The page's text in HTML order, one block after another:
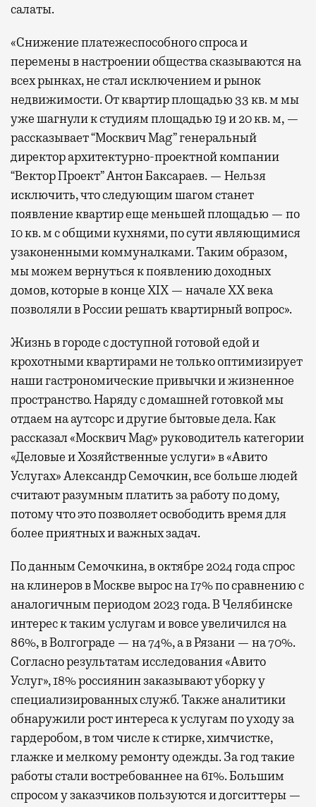
салаты.
«Снижение платежеспособного спроса и
перемены в настроении общества сказываются на
всех рынках, не стал исключением и рынок
недвижимости. От квартир площадью 33 кв. м мы
уже шагнули к студиям площадью 19 и 20 кв. м, —
рассказывает “Москвич Mag” генеральный
директор архитектурно-проектной компании
“Вектор Проект” Антон Баксараев. — Нельзя
исключить, что следующим шагом станет
появление квартир еще меньшей площадью — по
10 кв. м с общими кухнями, по сути являющимися
узаконенными коммуналками. Таким образом,
мы можем вернуться к появлению доходных
домов, которые в конце XIX — начале XX века
позволяли в России решать квартирный вопрос».
Жизнь в городе с доступной готовой едой и
крохотными квартирами не только оптимизирует
наши гастрономические привычки и жизненное
пространство. Наряду с домашней готовкой мы
отдаем на аутсорс и другие бытовые дела. Как
рассказал «Москвич Mag» руководитель категории
«Деловые и Хозяйственные услуги» в «Авито
Услугах» Александр Семочкин, все больше людей
считают разумным платить за работу по дому,
потому что это позволяет освободить время для
более приятных и важных задач.
По данным Семочкина, в октябре 2024 года спрос
на клинеров в Москве вырос на 17% по сравнению с
аналогичным периодом 2023 года. В Челябинске
интерес к таким услугам и вовсе увеличился на
86%, в Волгограде — на 74%, а в Рязани — на 70%.
Согласно результатам исследования «Авито
Услуг», 18% россиянин заказывают уборку у
специализированных служб. Также аналитики
обнаружили рост интереса к услугам по уходу за
гардеробом, в том числе к стирке, химчистке,
глажке и мелкому ремонту одежды. За год такие
работы стали востребованнее на 61%. Большим
спросом у заказчиков пользуются и догситтеры —